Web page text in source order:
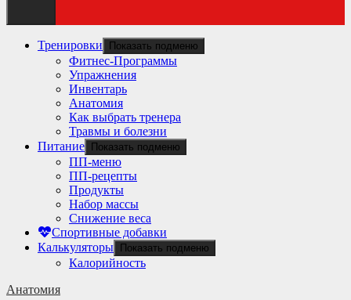
Тренировки Показать подменю
Фитнес-Программы
Упражнения
Инвентарь
Анатомия
Как выбрать тренера
Травмы и болезни
Питание
Показать подменю
ПП-меню
ПП-рецепты
Продукты
Набор массы
Снижение веса
Спортивные добавки
Калькуляторы
Показать подменю
Калорийность
Анатомия